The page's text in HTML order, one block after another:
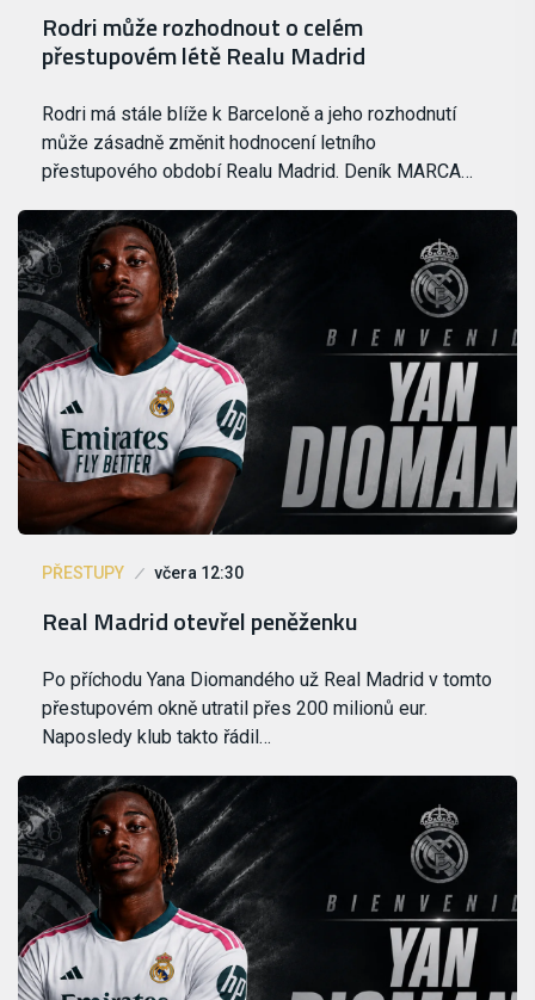
Rodri může rozhodnout o celém
přestupovém létě Realu Madrid
Rodri má stále blíže k Barceloně a jeho rozhodnutí
může zásadně změnit hodnocení letního
přestupového období Realu Madrid. Deník MARCA…
PŘESTUPY včera 12:30
Real Madrid otevřel peněženku
Po příchodu Yana Diomandého už Real Madrid v tomto
přestupovém okně utratil přes 200 milionů eur.
Naposledy klub takto řádil…